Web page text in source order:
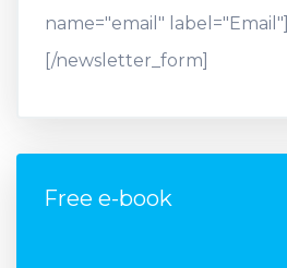
name="email" label="Email"]
[/newsletter_form]
Free e-book